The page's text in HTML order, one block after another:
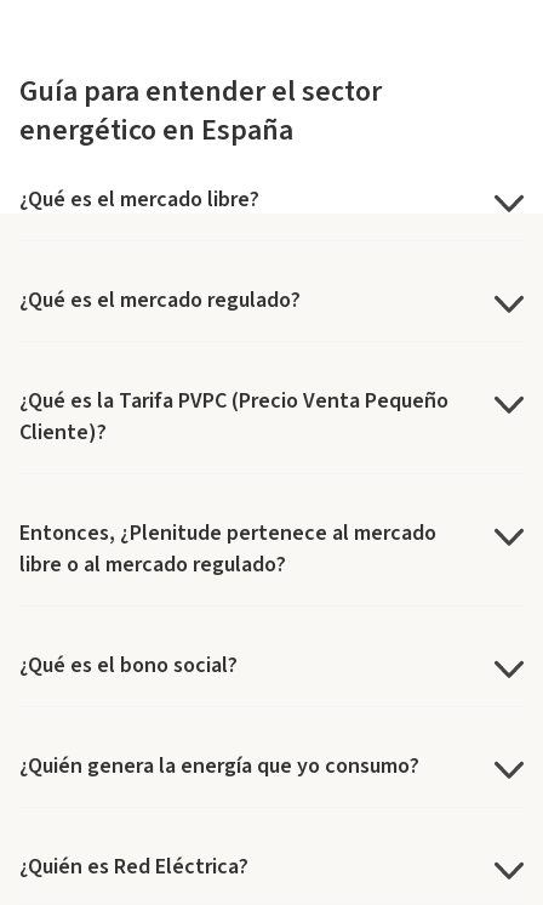
Guía para entender el sector
energético en España
¿Qué es el mercado libre?
¿Qué es el mercado regulado?
¿Qué es la Tarifa PVPC (Precio Venta Pequeño
Cliente)?
Entonces, ¿Plenitude pertenece al mercado
libre o al mercado regulado?
¿Qué es el bono social?
¿Quién genera la energía que yo consumo?
¿Quién es Red Eléctrica?